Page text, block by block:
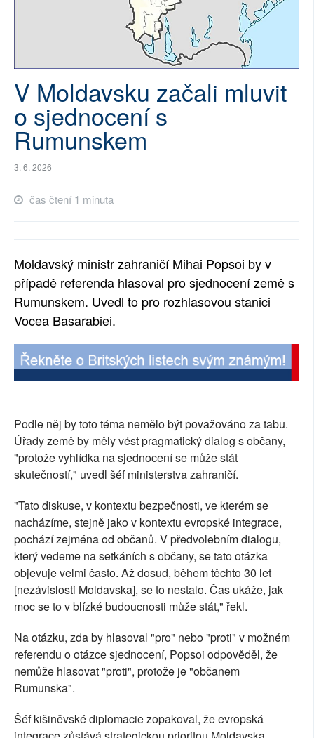
V Moldavsku začali mluvit
o sjednocení s
Rumunskem
3. 6. 2026
čas čtení 1 minuta
Moldavský ministr zahraničí Mihai Popsoi by v
případě referenda hlasoval pro sjednocení země s
Rumunskem. Uvedl to pro rozhlasovou stanici
Vocea Basarabiei.
Podle něj by toto téma nemělo být považováno za tabu.
Úřady země by měly vést pragmatický dialog s občany,
"protože vyhlídka na sjednocení se může stát
skutečností," uvedl šéf ministerstva zahraničí.
"Tato diskuse, v kontextu bezpečnosti, ve kterém se
nacházíme, stejně jako v kontextu evropské integrace,
pochází zejména od občanů. V předvolebním dialogu,
který vedeme na setkáních s občany, se tato otázka
objevuje velmi často. Až dosud, během těchto 30 let
[nezávislosti Moldavska], se to nestalo. Čas ukáže, jak
moc se to v blízké budoucnosti může stát," řekl.
Na otázku, zda by hlasoval "pro" nebo "proti" v možném
referendu o otázce sjednocení, Popsoi odpověděl, že
nemůže hlasovat "proti", protože je "občanem
Rumunska".
Šéf kišiněvské diplomacie zopakoval, že evropská